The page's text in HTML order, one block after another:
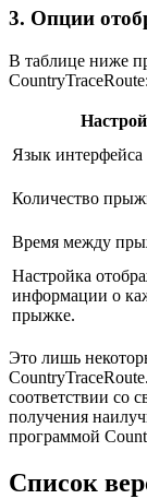
3. Опции
В таблице ниже
CountryTraceRoute:
Язык интерфейса
Количество
Время между
Настройка
информации о
прыжке.
Это лишь
соответствии со
получения
программой
Список